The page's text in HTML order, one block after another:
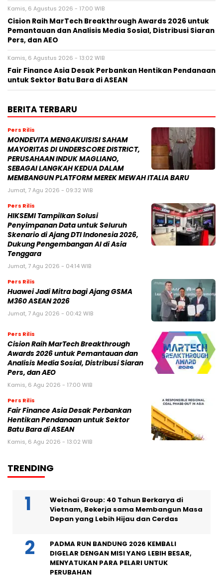
Kamis, 6 Agustus 2026 - 17:00 WIB
Cision Raih MarTech Breakthrough Awards 2026 untuk
Pemantauan dan Analisis Media Sosial, Distribusi Siaran
Pers, dan AEO
Kamis, 6 Agustus 2026 - 13:02 WIB
Fair Finance Asia Desak Perbankan Hentikan Pendanaan
untuk Sektor Batu Bara di ASEAN
BERITA TERBARU
Pers Rilis
MONDEVITA MENGAKUISISI SAHAM
MAYORITAS DI UNDERSCORE DISTRICT,
PERUSAHAAN INDUK MAGLIANO,
SEBAGAI LANGKAH KEDUA DALAM
MEMBANGUN PLATFORM MEREK MEWAH ITALIA BARU
Jumat, 7 Agu 2026 - 09:32 WIB
Pers Rilis
HIKSEMI Tampilkan Solusi
Penyimpanan Data untuk Seluruh
Skenario di Ajang DTI Indonesia 2026,
Dukung Pengembangan AI di Asia
Tenggara
Jumat, 7 Agu 2026 - 04:14 WIB
Pers Rilis
Huawei Jadi Mitra bagi Ajang GSMA
M360 ASEAN 2026
Jumat, 7 Agu 2026 - 00:42 WIB
Pers Rilis
Cision Raih MarTech Breakthrough
Awards 2026 untuk Pemantauan dan
Analisis Media Sosial, Distribusi Siaran
Pers, dan AEO
Kamis, 6 Agu 2026 - 17:00 WIB
Pers Rilis
Fair Finance Asia Desak Perbankan
Hentikan Pendanaan untuk Sektor
Batu Bara di ASEAN
Kamis, 6 Agu 2026 - 13:02 WIB
TRENDING
Weichai Group: 40 Tahun Berkarya di
Vietnam, Bekerja sama Membangun Masa
Depan yang Lebih Hijau dan Cerdas
PADMA RUN BANDUNG 2026 KEMBALI
DIGELAR DENGAN MISI YANG LEBIH BESAR,
MENYATUKAN PARA PELARI UNTUK
PERUBAHAN